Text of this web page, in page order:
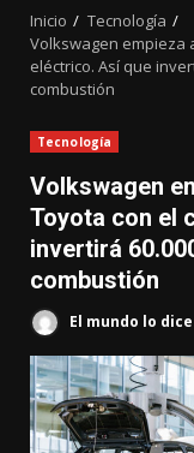
Inicio
Tecnología
Volkswagen empieza
eléctrico. Así que
combustión
Tecnología
Volkswagen
Toyota con el
invertirá
combustión
El mundo lo